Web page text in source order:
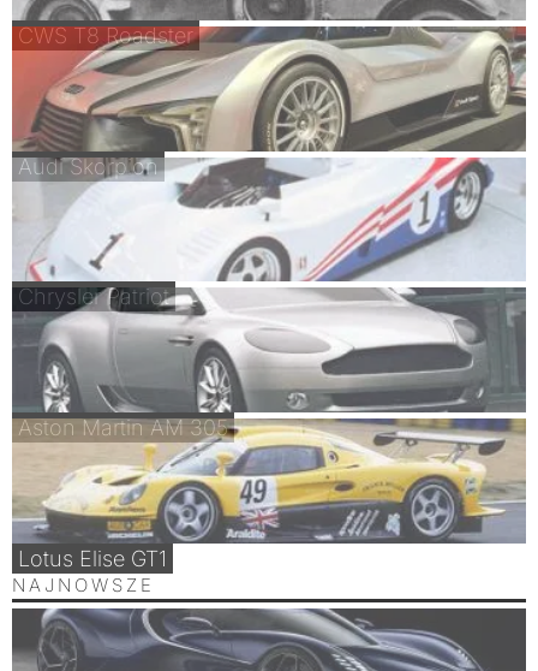
CWS T8 Roadster
Audi Skorpion
Chrysler Patriot
Aston Martin AM 305
Lotus Elise GT1
NAJNOWSZE